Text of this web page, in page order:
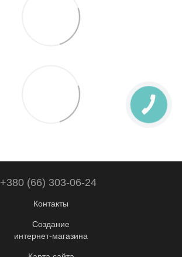
+380 (66) 303-06-24
Контакты
Создание
интернет-магазина